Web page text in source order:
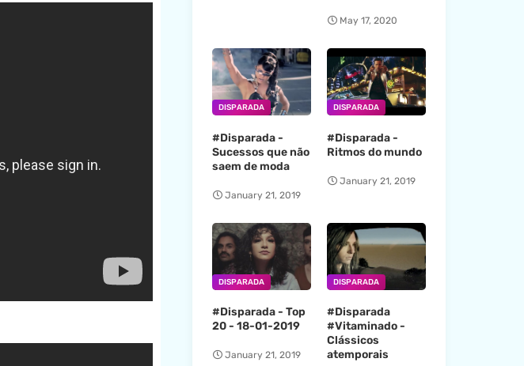
May 17, 2020
DISPARADA
#Disparada -
Sucessos que não
saem de moda
January 21, 2019
DISPARADA
#Disparada -
Ritmos do mundo
January 21, 2019
DISPARADA
#Disparada - Top
20 - 18-01-2019
January 21, 2019
DISPARADA
#Disparada
#Vitaminado -
Clássicos
atemporais